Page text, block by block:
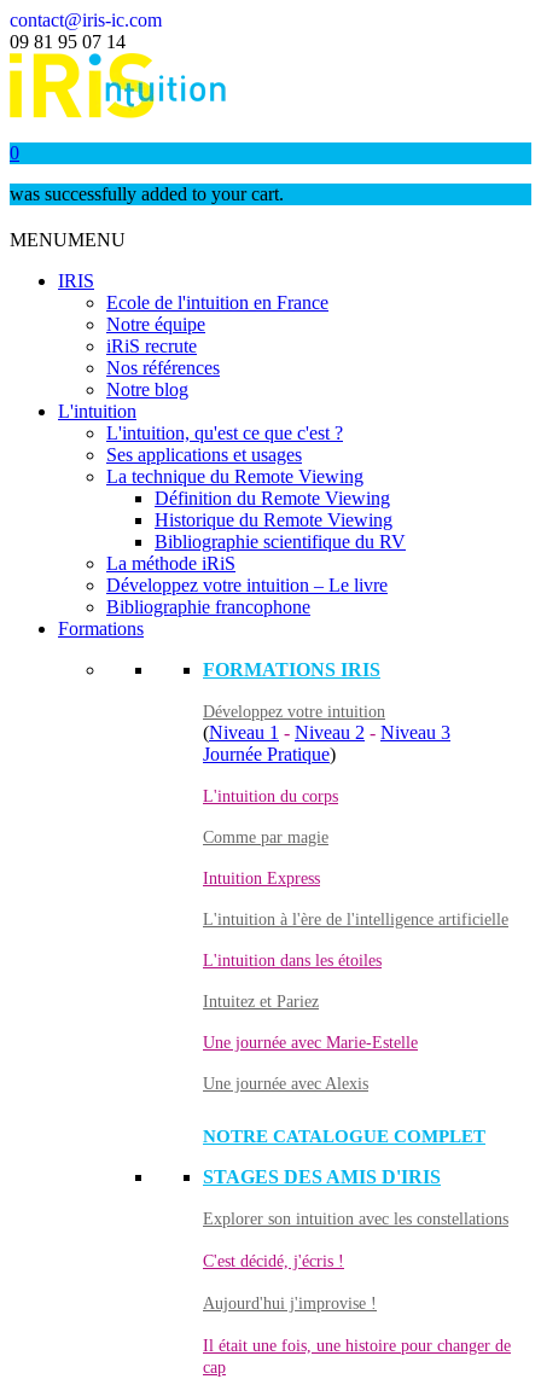
contact@iris-ic.com
09 81 95 07 14
0
was successfully added to your cart.
MENUMENU
IRIS
Ecole de l'intuition en France
Notre équipe
iRiS recrute
Nos références
Notre blog
L'intuition
L'intuition, qu'est ce que c'est ?
Ses applications et usages
La technique du Remote Viewing
Définition du Remote Viewing
Historique du Remote Viewing
Bibliographie scientifique du RV
La méthode iRiS
Développez votre intuition – Le livre
Bibliographie francophone
Formations
FORMATIONS IRIS
Développez votre intuition
(Niveau 1 - Niveau 2 - Niveau 3
Journée Pratique)
L'intuition du corps
Comme par magie
Intuition Express
L'intuition à l'ère de l'intelligence artificielle
L'intuition dans les étoiles
Intuitez et Pariez
Une journée avec Marie-Estelle
Une journée avec Alexis
NOTRE CATALOGUE COMPLET
STAGES DES AMIS D'IRIS
Explorer son intuition avec les constellations
C'est décidé, j'écris !
Aujourd'hui j'improvise !
Il était une fois, une histoire pour changer de
cap